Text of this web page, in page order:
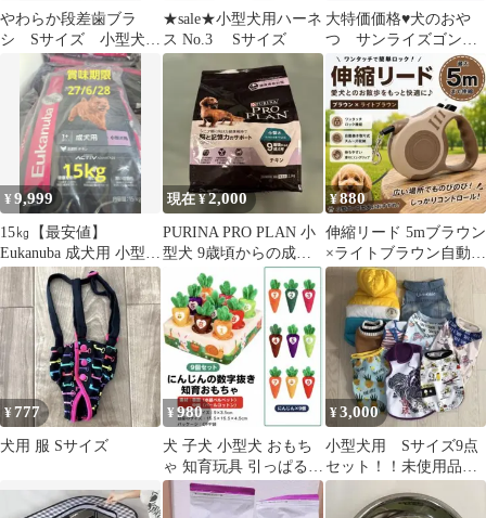
レッド★2
やわらか段差歯ブラ
シ Sサイズ 小型犬
★sale★小型犬用ハーネ
ス No.3 Sサイズ
大特価価格♥犬のおや
つ サンライズゴン太
のかみんぼミニ大容量2
袋♥
¥9,999
15㎏【最安値】
Eukanuba 成犬用 小型犬
用 ドッグフード 小粒
現在 ¥2,000
PURINA PRO PLAN 小
型犬 9歳頃からの成犬
用 チキン 2.5kg
¥880
伸縮リード 5mブラウン
×ライトブラウン自動巻
き取り式 犬用リード小
型犬 中型犬
¥ 777
犬用 服 Sサイズ
¥ 980
犬 子犬 小型犬 おもち
ゃ 知育玩具 引っぱる
おやつ隠し にんじん畑
1866
¥3,000
小型犬用 Sサイズ9点
セット！！未使用品も
あり！